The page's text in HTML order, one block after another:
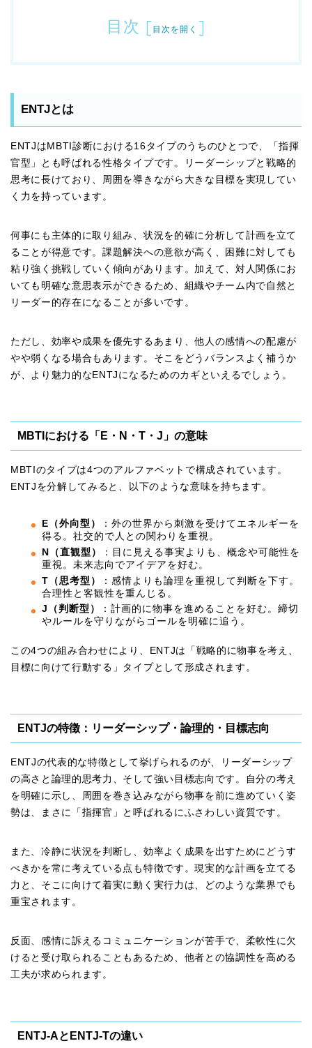
目次 [ 目次を開く ]
ENTJとは
ENTJはMBTI診断における16タイプのうちのひとつで、「指揮
官型」とも呼ばれる性格タイプです。リーダーシップと戦略的
思考に長けており、周囲を導きながら大きな目標を実現してい
く力を持っています。
何事にも主体的に取り組み、状況を的確に分析して計画を立て
ることが得意です。課題解決への意欲が高く、困難に対しても
粘り強く挑戦していく傾向があります。加えて、対人関係にお
いても明確な意思表示ができるため、組織やチーム内で自然と
リーダー的存在になることが多いです。
ただし、効率や成果を優先するあまり、他人の感情への配慮が
やや弱くなる場合もあります。そこをどうバランスよく補うか
が、より魅力的なENTJになるためのカギといえるでしょう。
MBTIにおける「E・N・T・J」の意味
MBTIのタイプは4つのアルファベットで構成されています。
ENTJを分解してみると、以下のような意味を持ちます。
E（外向型）
：外の世界から刺激を受けてエネルギーを
得る。社交的で人との関わりを重視。
N（直観型）
：目に見える事実よりも、概念や可能性を
重視。未来志向でアイデアを好む。
T（思考型）
：感情よりも論理を重視して判断を下す。
合理性と客観性を重んじる。
J（判断型）
：計画的に物事を進めることを好む。締切
やルールを守りながらゴールを明確に追う。
この4つの組み合わせにより、ENTJは「戦略的に物事を考え、
目標に向けて行動する」タイプとして形成されます。
ENTJの特徴：リーダーシップ・論理的・目標志向
ENTJの代表的な特徴として挙げられるのが、リーダーシップ
の高さと論理的思考力、そして強い目標志向です。自分の考え
を明確に示し、周囲を巻き込みながら物事を前に進めていく姿
勢は、まさに「指揮官」と呼ばれるにふさわしい資質です。
また、冷静に状況を判断し、効率よく成果を出すためにどうす
べきかを常に考えている点も特徴です。現実的な計画を立てる
力と、そこに向けて着実に動く実行力は、どのような業界でも
重宝されます。
反面、感情に訴えるコミュニケーションが苦手で、柔軟性に欠
けると受け取られることもあるため、他者との協調性を高める
工夫が求められます。
ENTJ-AとENTJ-Tの違い